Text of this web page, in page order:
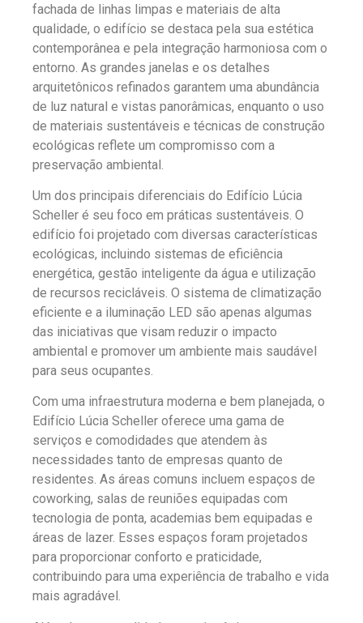
fachada de linhas limpas e materiais de alta
qualidade, o edifício se destaca pela sua estética
contemporânea e pela integração harmoniosa com o
entorno. As grandes janelas e os detalhes
arquitetônicos refinados garantem uma abundância
de luz natural e vistas panorâmicas, enquanto o uso
de materiais sustentáveis e técnicas de construção
ecológicas reflete um compromisso com a
preservação ambiental.
Um dos principais diferenciais do Edifício Lúcia
Scheller é seu foco em práticas sustentáveis. O
edifício foi projetado com diversas características
ecológicas, incluindo sistemas de eficiência
energética, gestão inteligente da água e utilização
de recursos recicláveis. O sistema de climatização
eficiente e a iluminação LED são apenas algumas
das iniciativas que visam reduzir o impacto
ambiental e promover um ambiente mais saudável
para seus ocupantes.
Com uma infraestrutura moderna e bem planejada, o
Edifício Lúcia Scheller oferece uma gama de
serviços e comodidades que atendem às
necessidades tanto de empresas quanto de
residentes. As áreas comuns incluem espaços de
coworking, salas de reuniões equipadas com
tecnologia de ponta, academias bem equipadas e
áreas de lazer. Esses espaços foram projetados
para proporcionar conforto e praticidade,
contribuindo para uma experiência de trabalho e vida
mais agradável.